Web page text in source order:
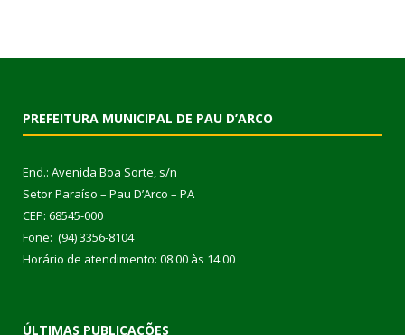
PREFEITURA MUNICIPAL DE PAU D’ARCO
End.: Avenida Boa Sorte, s/n
Setor Paraíso – Pau D’Arco – PA
CEP: 68545-000
Fone: (94) 3356-8104
Horário de atendimento: 08:00 às 14:00
ÚLTIMAS PUBLICAÇÕES